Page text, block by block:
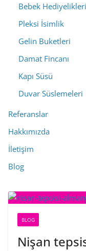
Bebek Hediyelikleri
Pleksi İsimlik
Gelin Buketleri
Damat Fincanı
Kapı Süsü
Duvar Süslemeleri
Referanslar
Hakkımızda
İletişim
Blog
BLOG
Nişan